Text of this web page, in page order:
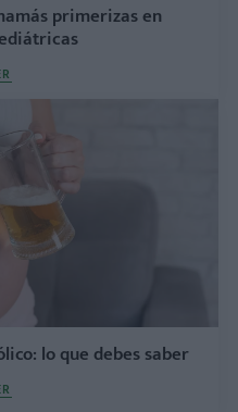
primerizas en
lo que debes saber